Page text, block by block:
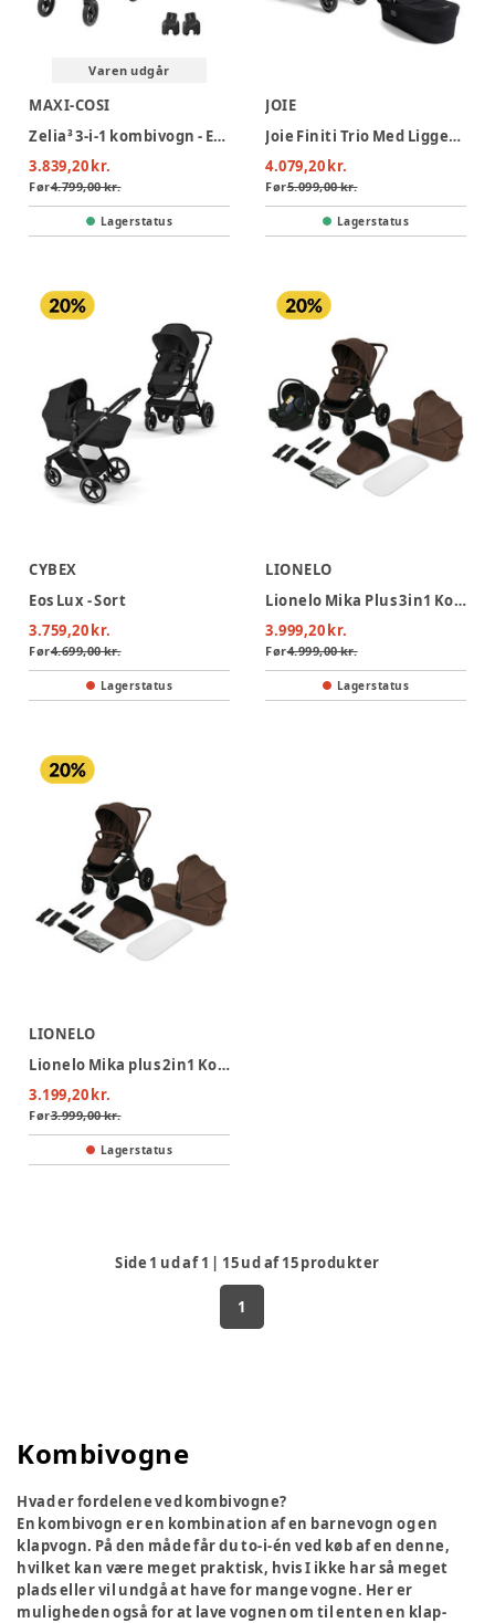
Varen udgår
MAXI-COSI
Zelia³ 3-i-1 kombivogn - Essential Black
3.839,20 kr.
Før4.799,00 kr.
Lagerstatus
JOIE
Joie Finiti Trio Med Liggedel Og Autostol - Signature - Eclipse
4.079,20 kr.
Før5.099,00 kr.
Lagerstatus
CYBEX
Eos Lux - Sort
3.759,20 kr.
Før4.699,00 kr.
Lagerstatus
LIONELO
Lionelo Mika Plus 3in1 Kombivogn - Mocha Mousse
3.999,20 kr.
Før4.999,00 kr.
Lagerstatus
LIONELO
Lionelo Mika plus 2in1 Kombivogn - Mocha Mousse
3.199,20 kr.
Før3.999,00 kr.
Lagerstatus
Side 1 ud af1 | 15ud af15produkter
1
Kombivogne
Hvad er fordelene ved kombivogne?
En kombivogn er en kombination af en barnevogn og en
klapvogn. På den måde får du to-i-én ved køb af en denne,
hvilket kan være meget praktisk, hvis I ikke har så meget
plads eller vil undgå at have for mange vogne. Her er
muligheden også for at lave vognen om til enten en klap-